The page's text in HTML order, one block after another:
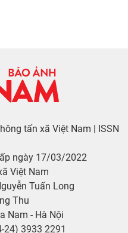
tấn xã Việt Nam | ISSN
ngày 17/03/2022
Việt Nam
Tuấn Long
Thu
Nam - Hà Nội
24) 3933 2291